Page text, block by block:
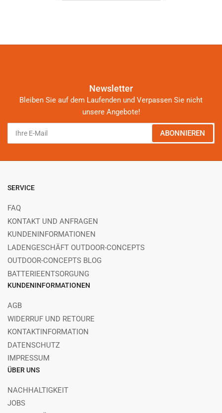
Newsletter
Bleiben Sie auf dem Laufenden und Verpassen Sie nicht
unsere Angebote!
Ihre
Mail
ABONNIEREN
SERVICE
FAQ
KONTAKT UND ANFRAGEN
KUNDENINFORMATIONEN
LADENGESCHÄFT OUTDOOR-CONCEPTS
OUTDOOR-CONCEPTS BLOG
BATTERIEENTSORGUNG
KUNDENINFORMATIONEN
AGB
WIDERRUF UND RETOURE
KONTAKTINFORMATION
DATENSCHUTZ
IMPRESSUM
ÜBER UNS
NACHHALTIGKEIT
JOBS